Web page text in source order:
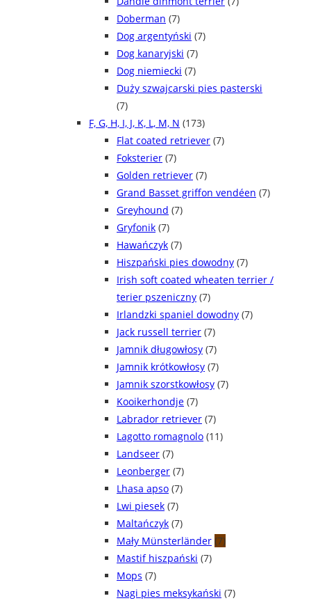
Doberman (7)
Dog argentyński (7)
Dog kanaryjski (7)
Dog niemiecki (7)
Duży szwajcarski pies pasterski
(7)
F, G, H, I, J, K, L, M, N (173)
Flat coated retriever (7)
Foksterier (7)
Golden retriever (7)
Grand Basset griffon vendéen (7)
Greyhound (7)
Gryfonik (7)
Hawańczyk (7)
Hiszpański pies dowodny (7)
Irish soft coated wheaten terrier /
terier pszeniczny (7)
Irlandzki spaniel dowodny (7)
Jack russell terrier (7)
Jamnik długowłosy (7)
Jamnik krótkowłosy (7)
Jamnik szorstkowłosy (7)
Kooikerhondje (7)
Labrador retriever (7)
Lagotto romagnolo (11)
Landseer (7)
Leonberger (7)
Lhasa apso (7)
Lwi piesek (7)
Maltańczyk (7)
Mały Münsterländer (7)
Mastif hiszpański (7)
Mops (7)
Nagi pies meksykański (7)